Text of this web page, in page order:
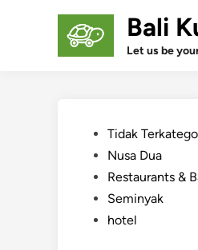
Bali
Let us be
PostedTidak
Nusa Dua
Restaurants &
Seminyak
hotel